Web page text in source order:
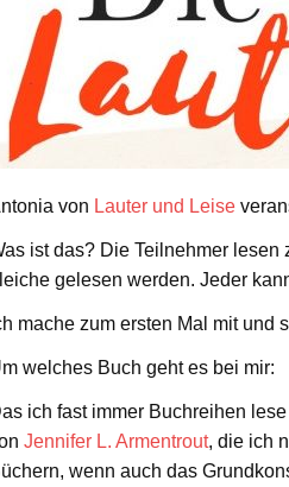
von Lauter und Leise
ist das? Die Teilnehmer
gelesen werden. Jeder
mache zum ersten Mal mit und
welches Buch geht es bei mir:
ich fast immer Buchreihen
Jennifer L. Armentrout, die ich
wenn auch das